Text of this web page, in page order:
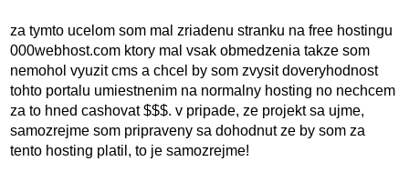
za tymto ucelom som mal zriadenu stranku na free hostingu
000webhost.com ktory mal vsak obmedzenia takze som
nemohol vyuzit cms a chcel by som zvysit doveryhodnost
tohto portalu umiestnenim na normalny hosting no nechcem
za to hned cashovat $$$. v pripade, ze projekt sa ujme,
samozrejme som pripraveny sa dohodnut ze by som za
tento hosting platil, to je samozrejme!